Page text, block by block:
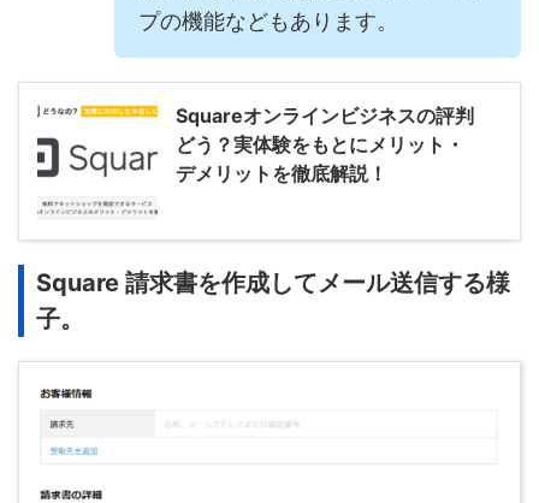
プの機能などもあります。
Squareオンラインビジネスの評判
どう？実体験をもとにメリット・
デメリットを徹底解説！
Square 請求書を作成してメール送信する様
子。